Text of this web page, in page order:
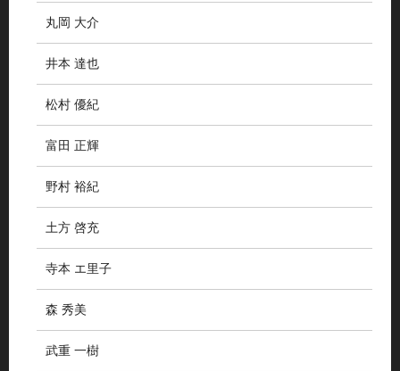
丸岡 大介
井本 達也
松村 優紀
富田 正輝
野村 裕紀
土方 啓充
寺本 エ里子
森 秀美
武重 一樹